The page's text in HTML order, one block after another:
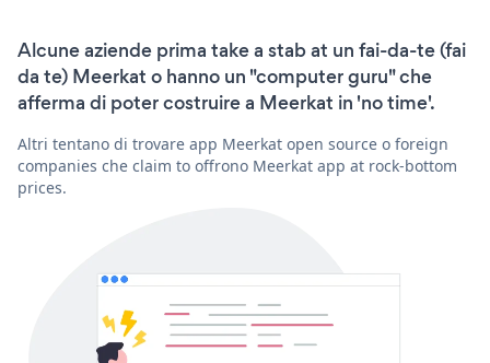
Alcune aziende prima take a stab at un fai-da-te (fai
da te) Meerkat o hanno un "computer guru" che
afferma di poter costruire a Meerkat in 'no time'.
Altri tentano di trovare app Meerkat open source o foreign
companies che claim to offrono Meerkat app at rock-bottom
prices.